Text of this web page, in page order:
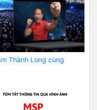
Thành Long cùng